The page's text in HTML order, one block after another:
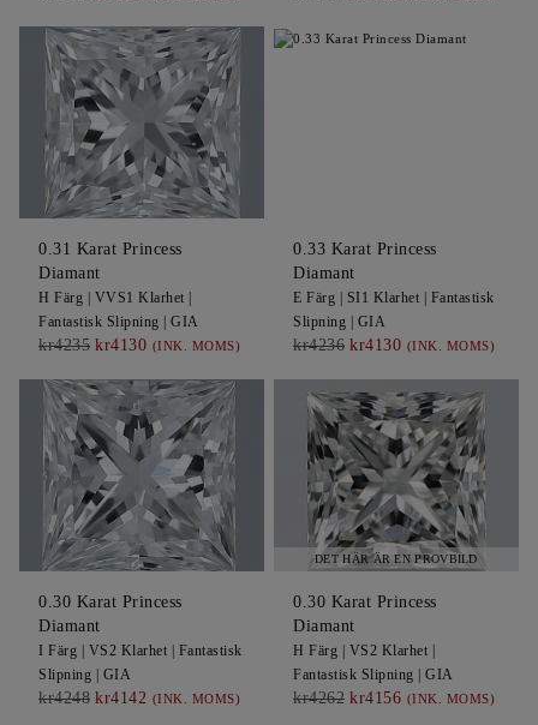
0.31 Karat Princess
Diamant
H Färg | VVS1 Klarhet |
Fantastisk Slipning | GIA
kr4235 kr4130 (INK. MOMS)
0.33 Karat Princess
Diamant
E Färg | SI1 Klarhet | Fantastisk
Slipning | GIA
kr4236 kr4130 (INK. MOMS)
0.30 Karat Princess
Diamant
I Färg | VS2 Klarhet | Fantastisk
Slipning | GIA
kr4248 kr4142 (INK. MOMS)
DET HÄR ÄR EN PROVBILD
0.30 Karat Princess
Diamant
H Färg | VS2 Klarhet |
Fantastisk Slipning | GIA
kr4262 kr4156 (INK. MOMS)